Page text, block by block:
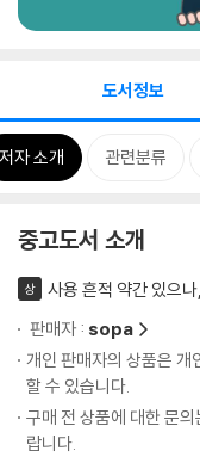
도서정보
저자 소개 관련분류
중고도서 소개
상
사용 흔적 약간 있으
판매자 : sopa
개인 판매자의 상품은 개
할 수 있습니다.
구매 전 상품에 대한 문의
랍니다.